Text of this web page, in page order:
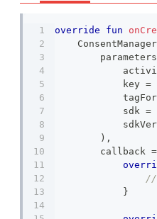
override fun
    ConsentManager
        parameters
            key
=
            sdk
=
) ,
        callback
=
//
}